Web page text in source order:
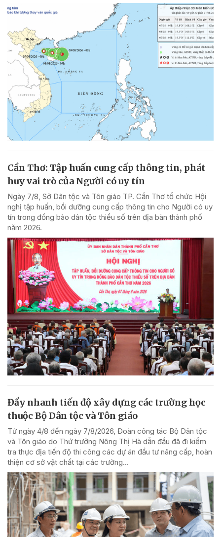
Cần Thơ: Tập huấn cung cấp thông tin, phát
huy vai trò của Người có uy tín
Ngày 7/8, Sở Dân tộc và Tôn giáo TP. Cần Thơ tổ chức Hội
nghị tập huấn, bồi dưỡng cung cấp thông tin cho Người có uy
tín trong đồng bào dân tộc thiểu số trên địa bàn thành phố
năm 2026.
Đẩy nhanh tiến độ xây dựng các trường học
thuộc Bộ Dân tộc và Tôn giáo
Từ ngày 4/8 đến ngày 7/8/2026, Đoàn công tác Bộ Dân tộc
và Tôn giáo do Thứ trưởng Nông Thị Hà dẫn đầu đã đi kiểm
tra thực địa tiến độ thi công các dự án đầu tư nâng cấp, hoàn
thiện cơ sở vật chất tại các trường...